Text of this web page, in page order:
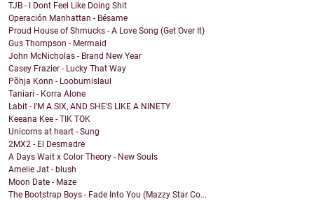
TJB - I Dont Feel Like Doing Shit
Operación Manhattan - Bésame
Proud House of Shmucks - A Love Song (Get Over It)
Gus Thompson - Mermaid
John McNicholas - Brand New Year
Casey Frazier - Lucky That Way
Põhja Konn - Loobumislaul
Taniari - Korra Alone
Labit - I’M A SIX, AND SHE'S LIKE A NINETY
Keeana Kee - TIK TOK
Unicorns at heart - Sung
2MX2 - El Desmadre
A Days Wait x Color Theory - New Souls
Amelie Jat - blush
Moon Date - Maze
The Bootstrap Boys - Fade Into You (Mazzy Star Co...